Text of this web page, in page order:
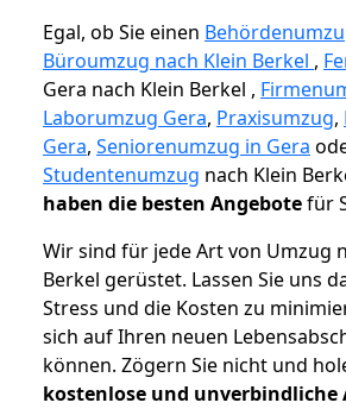
Egal, ob Sie einen
Büroumzug nach Klein Berkel ,
Gera nach Klein Berkel ,
Laborumzug Gera, Praxisumzug,
Gera, Seniorenumzug in Gera
Studentenumzug nach Klein
haben die besten Angebotefür
Wir sind für jede Art von Umzug
Berkel gerüstet. Lassen Sie uns
Stress und die Kosten zu
sich auf Ihren neuen
können. Zögern Sie nicht und
kostenlose und unverbindliche